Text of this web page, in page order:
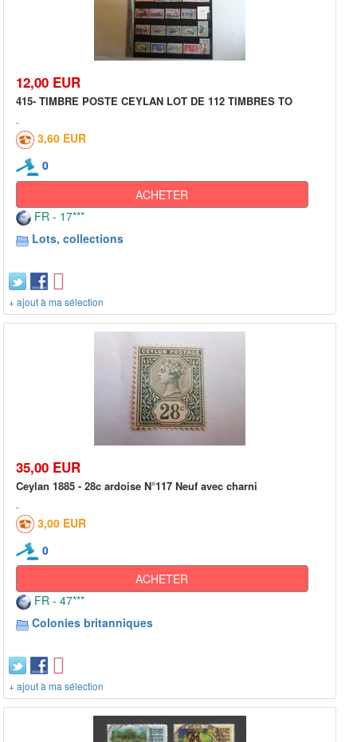
12,00 EUR
415- TIMBRE POSTE CEYLAN LOT DE 112 TIMBRES TO
3,60 EUR
0
ACHETER
FR - 17***
Lots, collections
+ ajout à ma sélection
35,00 EUR
Ceylan 1885 - 28c ardoise N°117 Neuf avec charni
3,00 EUR
0
ACHETER
FR - 47***
Colonies britanniques
+ ajout à ma sélection